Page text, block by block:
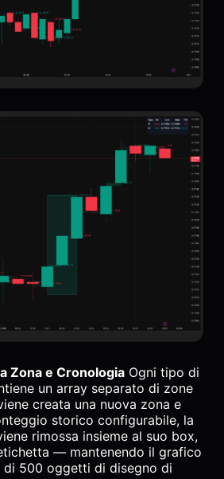
Zona e Cronologia Ogni tipo di
un array separato di zone
creata una nuova zona e
storico configurabile, la
rimossa insieme al suo box,
— mantenendo il grafico
500 oggetti di disegno di